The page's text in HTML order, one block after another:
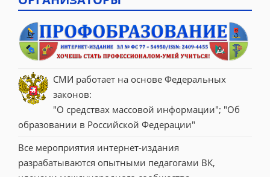
СМИ работает на основе Федеральных
законов:
"О средствах массовой информации"; "Об
образовании в Российской Федерации"
Все мероприятия интернет-издания
разрабатываются опытными педагогами ВК,